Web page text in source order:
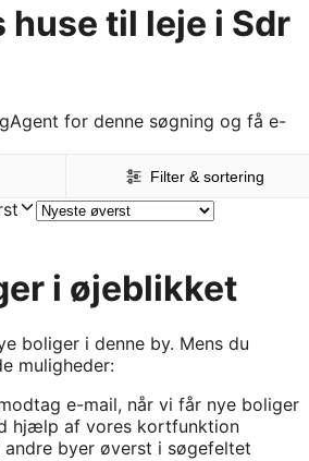
til leje i Sdr
for denne søgning og få e-
Filter & sortering
i øjeblikket
boliger i denne by. Mens du
muligheder:
e-mail, når vi får nye boliger
hjælp af vores kortfunktion
byer øverst i søgefeltet